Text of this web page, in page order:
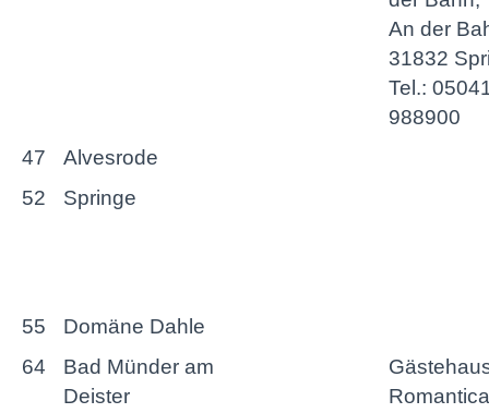
An der
31832
Tel.:
988900
47
Alvesrode
52
Springe
55
Domäne Dahle
64
Bad Münder am
Deister
Romantica